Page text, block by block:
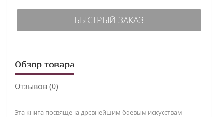
БЫСТРЫЙ ЗАКАЗ
Обзор товара
Отзывов (0)
Эта книга посвящена древнейшим боевым искусствам